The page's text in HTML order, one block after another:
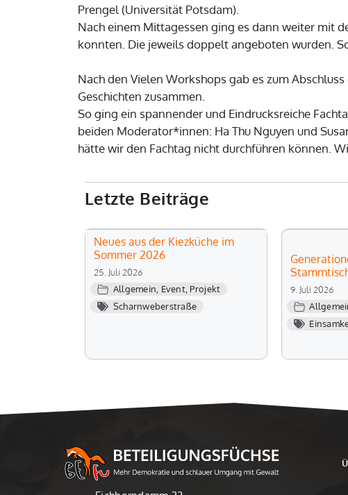
Prengel (Universität Potsdam).
Nach einem Mittagessen ging es dann weiter mit
konnten. Die jeweils doppelt angeboten wurden.
Nach den Vielen Workshops gab es zum
Geschichten zusammen.
So ging ein spannender und Eindrucksreiche
beiden Moderator*innen: Ha Thu Nguyen und
hätte wir den Fachtag nicht durchführen können.
Letzte Beiträge
Neues aus der Kiezküche im
Sommer 2026
25. Juli 2026
Allgemein Event, Projekt
Scharnweberstraße
9. Juli 2026